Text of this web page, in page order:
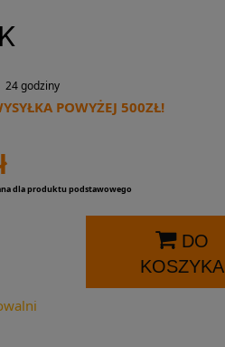
24 godziny
POWYŻEJ 500ZŁ!
dla produktu podstawowego
DO
KOSZYKA